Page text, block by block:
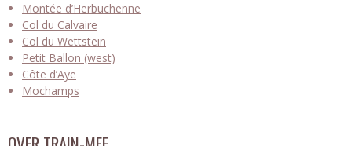
Montée d’Herbuchenne
Col du Calvaire
Col du Wettstein
Petit Ballon (west)
Côte d’Aye
Mochamps